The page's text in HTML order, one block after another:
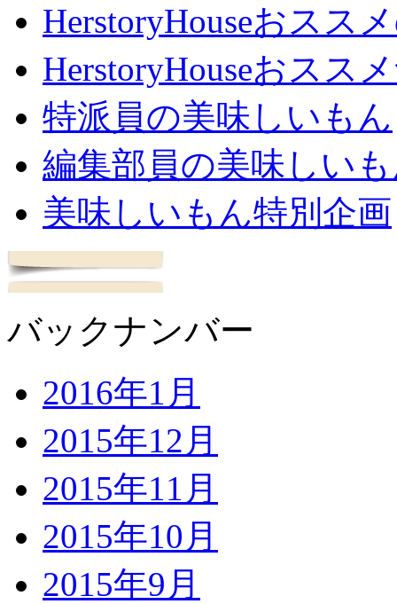
HerstoryHouseおスス
HerstoryHouseおスス
特派員の美味しいもん
編集部員の美味しい
美味しいもん特別企画
バックナンバー
2016年1月
2015年12月
2015年11月
2015年10月
2015年9月